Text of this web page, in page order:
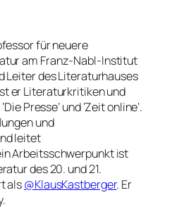
für neuere
am Franz-Nabl-Institut
Leiter des Literaturhauses
er Literaturkritiken und
Presse’ und ‘Zeit online’.
und
leitet
Arbeitsschwerpunkt ist
des 20. und 21.
als@KlausKastberger. Er